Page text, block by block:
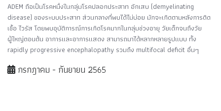
ADEM ถือเป็นโรคหนึ่งในกลุ่มโรคปลอกประสาท อักเสบ (demyelinating
disease) ของระบบประสาท ส่วนกลางที่พบได้ไม่บ่อย มักจะเกิดตามหลังการติด
เชื้อ ไวรัส โดยพบอุบัติการณ์การเกิดโรคมากในกลุ่มช่วงอายุ วัยเด็กจนถึงวัย
ผู้ใหญ่ตอนต้น อาการและอาการแสดง สามารถมาได้หลากหลายรูปแบบ ทั้ง
rapidly progressive encephalopathy รวมถึง multifocal deficit อื่นๆ
กรกฎาคม - กันยายน 2565